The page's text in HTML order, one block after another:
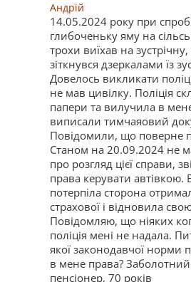
Андрій
14.05.2024 року при
глибоченьку яму на
трохи виїхав на зустрічну,
зіткнувся дзеркалами їз
Довелось викликати
не мав цивілку. Поліція
папери та вилучила в
виписали тимчаяовий
Повідомили, що поверне
Cтаном на 20.09.2024 не
про розгляд цієї справи,
права керувати автівкою.
потерпіла сторона
страхової і відновила
Повідомляю, що ніяких
поліція мені не надала.
якої законодавчої норми
в мене права?
пенсіонер, 70 років